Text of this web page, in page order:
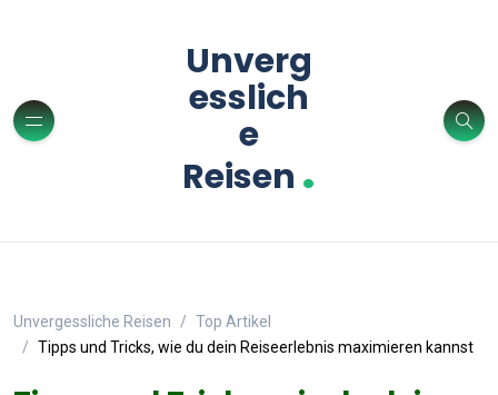
Unverg
esslich
e
Reisen .
Unvergessliche Reisen
Top Artikel
Tipps und Tricks, wie du dein Reiseerlebnis maximieren kannst